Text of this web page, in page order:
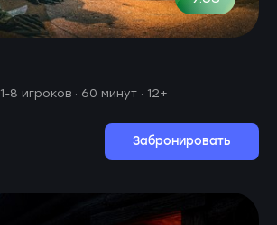
1-8 игроков · 60 минут · 12+
Забронировать